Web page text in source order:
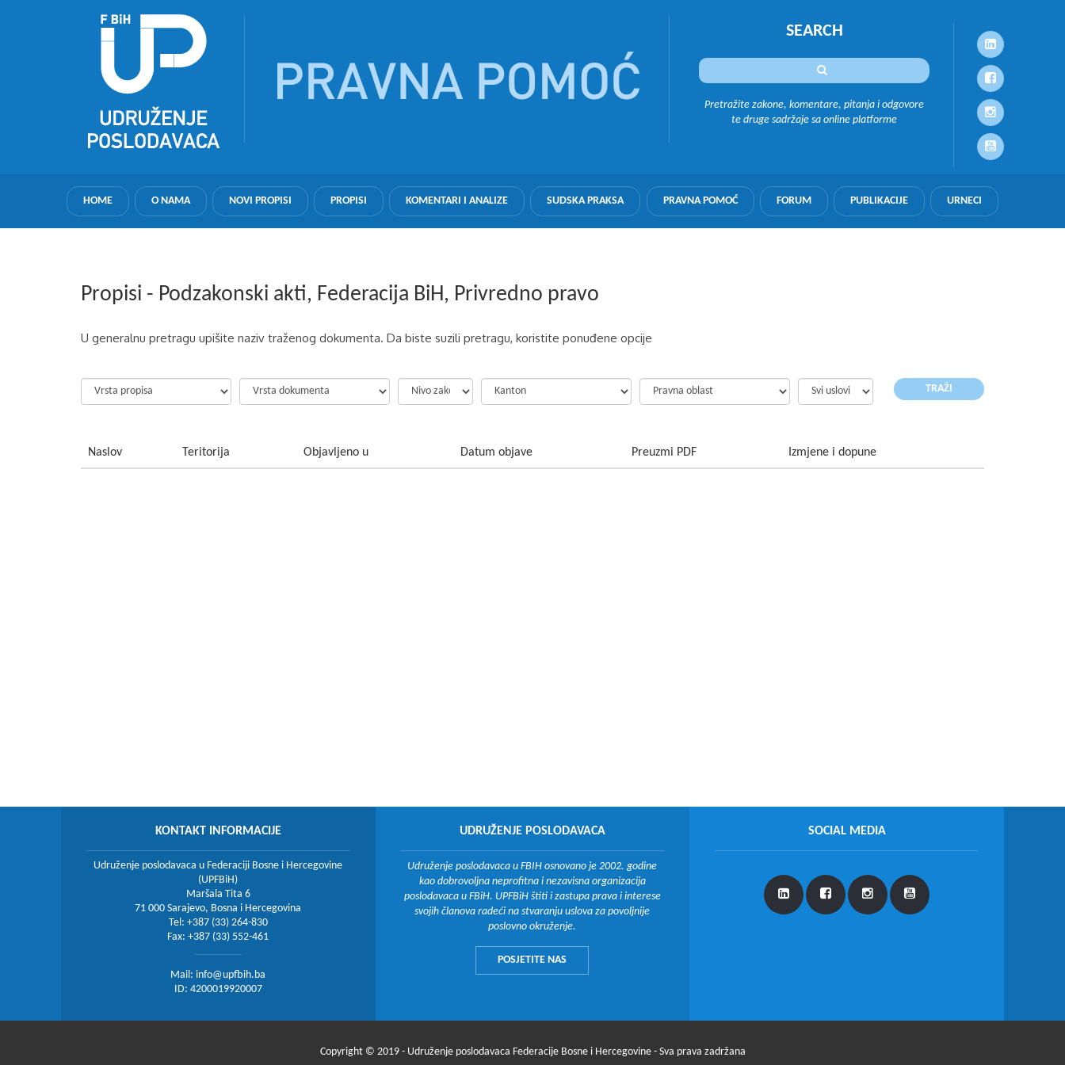
SEARCH
Pretražite zakone, komentare, pitanja i odgovore
te druge sadržaje sa online platforme
HOME O NAMA NOVI PROPISI PROPISI KOMENTARI I ANALIZE SUDSKA PRAKSA PRAVNA POMOĆ FORUM PUBLIKACIJE URNECI
Propisi - Podzakonski akti, Federacija BiH, Privredno pravo
U generalnu pretragu upišite naziv traženog dokumenta. Da biste suzili pretragu, koristite ponuđene opcije
Naslov Teritorija Objavljeno u Datum objave Preuzmi PDF Izmjene i dopune
KONTAKT INFORMACIJE
Udruženje poslodavaca u Federaciji Bosne i Hercegovine
(UPFBiH)
Maršala Tita 6
71 000 Sarajevo, Bosna i Hercegovina
Tel: +387 (33) 264-830
Fax: +387 (33) 552-461
Mail: info@upfbih.ba
ID: 4200019920007
UDRUŽENJE POSLODAVACA
Udruženje poslodavaca u FBIH osnovano je 2002. godine
kao dobrovoljna neprofitna i nezavisna organizacija
poslodavaca u FBiH. UPFBiH štiti i zastupa prava i interese
svojih članova radeći na stvaranju uslova za povoljnije
poslovno okruženje.
POSJETITE NAS
SOCIAL MEDIA
Copyright © 2019 - Udruženje poslodavaca Federacije Bosne i Hercegovine - Sva prava zadržana